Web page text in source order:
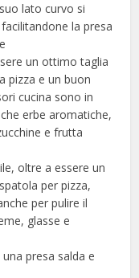
lato curvo si
la presa
un ottimo taglia
pizza e un buon
cucina sono in
erbe aromatiche,
e frutta
oltre a essere un
per pizza,
per pulire il
glasse e
presa salda e